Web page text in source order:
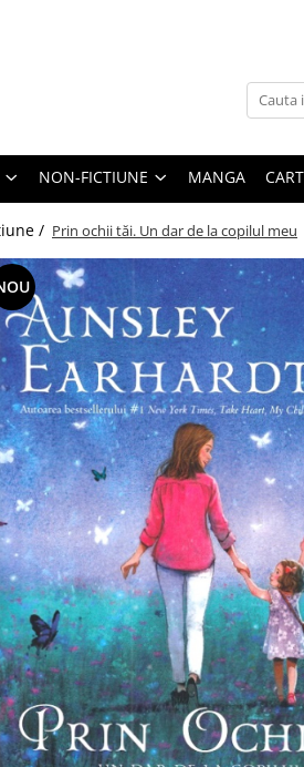
NON-FICTIUNE MANGA
/ Prin ochii tăi. Un dar de la copilul meu